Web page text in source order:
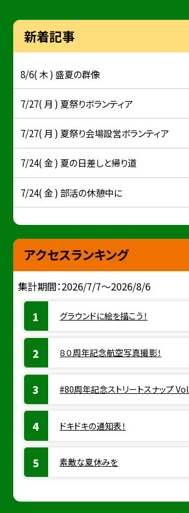
新着記事
8/6( 木 ) 盛夏の群像
7/27( 月 ) 夏祭りボランティア
7/27( 月 ) 夏祭り会場設営ボランティア
7/24( 金 ) 夏の日差しと帰り道
7/24( 金 ) 部活の休憩中に
アクセスランキング
集計期間：2026/7/7～2026/8/6
グラウンドに絵を描こう！
８０周年記念航空写真撮影！
#80周年記念ストリートスナップ
ドキドキの通知表！
素敵な夏休みを